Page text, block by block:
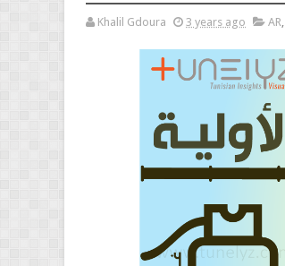
Khalil Gdoura 3 years ago AR,